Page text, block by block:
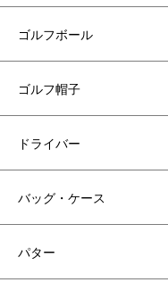
ゴルフボール
ゴルフ帽子
ドライバー
バッグ・ケース
パター